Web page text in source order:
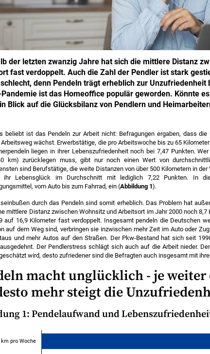
der letzten zwanzig Jahre hat sich die mittlere Distanz
fast verdoppelt. Auch die Zahl der Pendler ist stark
denn Pendeln trägt erheblich zur Unzufriedenheit
ist das Homeoffice populär geworden. Könnte
Blick auf die Glücksbilanz von Pendlern und
beliebt ist das Pendeln zur Arbeit nicht: Befragungen ergaben, dass
wächst. Erwerbstätige, die pro Arbeitswoche bis zu 65
liegen in ihrer Lebenszufriedenheit noch bei 7,47 Punkten.
km) zurücklegen muss, gibt nur noch einen Wert von
sind Berufstätige, die weite Distanzen von über 500 Kilometern in
ihr Lebensglück im Durchschnitt mit lediglich 7,22 Punkten. In
vom Auto bis zum Fahrrad, ein (Abbildung 1).
durch das Pendeln sind somit erheblich. Das Problem hat
mittlere Distanz zwischen Wohnsitz und Arbeitsort im Jahr 2000 noch 8,7
auf 16,9 Kilometer fast verdoppelt. Insgesamt pendeln die Deutschen
auf dem Weg sind, verbringen sie inzwischen mehr Zeit im Auto oder
und mehr Autos auf den Straßen. Der Pkw-Bestand hat sich seit
Der Pendlerstress schlägt sich auch auf die Arbeit nieder.
wird, desto zufriedener sind die Befragten auch insgesamt mit
macht unglücklich - je weiter
mehr steigt die
1: Pendelaufwand und